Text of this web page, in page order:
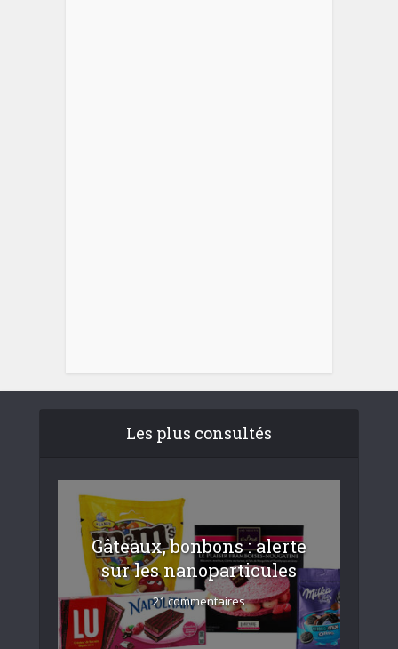
Les plus consultés
Gâteaux, bonbons : alerte
sur les nanoparticules
21 commentaires